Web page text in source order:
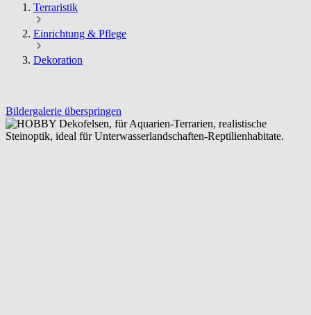
Terraristik
Einrichtung & Pflege
Dekoration
Bildergalerie überspringen